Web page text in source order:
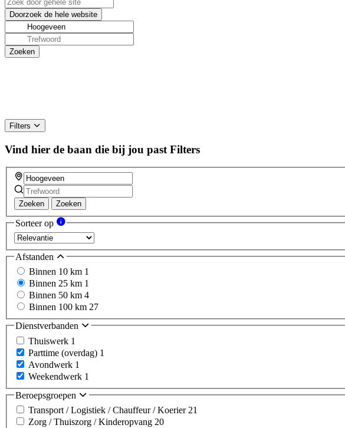
Filters
Vind hier de baan die bij jou past Filters
Zoeken Zoeken
Sorteer op
Afstanden
Binnen 10 km 1
Binnen 25 km 1
Binnen 50 km 4
Binnen 100 km 27
Dienstverbanden
Thuiswerk 1
Parttime (overdag) 1
Avondwerk 1
Weekendwerk 1
Beroepsgroepen
Transport / Logistiek / Chauffeur / Koerier21
Zorg / Thuiszorg / Kinderopvang 20